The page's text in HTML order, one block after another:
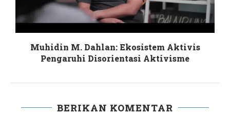
Muhidin M. Dahlan: Ekosistem Aktivis
Pengaruhi Disorientasi Aktivisme
BERIKAN KOMENTAR